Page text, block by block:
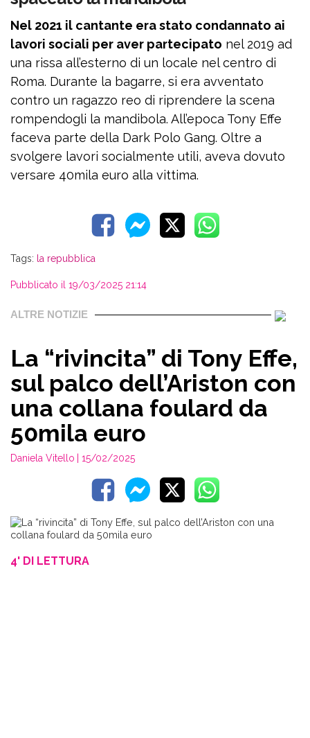
Nel 2021 il cantante era stato condannato ai
lavori sociali per aver partecipato nel 2019 ad
una rissa all’esterno di un locale nel centro di
Roma. Durante la bagarre, si era avventato
contro un ragazzo reo di riprendere la scena
rompendogli la mandibola. All’epoca Tony Effe
faceva parte della Dark Polo Gang. Oltre a
svolgere lavori socialmente utili, aveva dovuto
versare 40mila euro alla vittima.
Tags: la repubblica
Pubblicato il 19/03/2025 21:14
ALTRE NOTIZIE
La “rivincita” di Tony Effe,
sul palco dell’Ariston con
una collana foulard da
50mila euro
Daniela Vitello | 15/02/2025
4' DI LETTURA